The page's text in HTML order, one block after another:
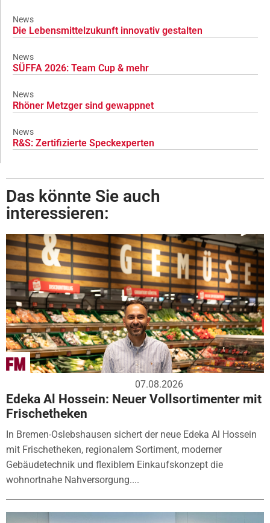
News
Die Lebensmittelzukunft innovativ gestalten
News
SÜFFA 2026: Team Cup & mehr
News
Rhöner Metzger sind gewappnet
News
R&S: Zertifizierte Speckexperten
Das könnte Sie auch
interessieren:
07.08.2026
Edeka Al Hossein: Neuer Vollsortimenter mit
Frischetheken
In Bremen-Oslebshausen sichert der neue Edeka Al Hossein
mit Frischetheken, regionalem Sortiment, moderner
Gebäudetechnik und flexiblem Einkaufskonzept die
wohnortnahe Nahversorgung....